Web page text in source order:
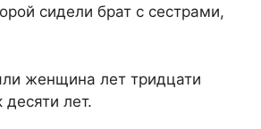
сидели брат с сестрами,
женщина лет тридцати
лет.